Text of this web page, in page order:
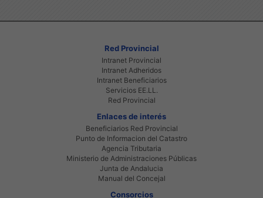
Red Provincial
Intranet Provincial
Intranet Adheridos
Intranet Beneficiarios
Servicios EE.LL.
Red Provincial
Enlaces de interés
Beneficiarios Red Provincial
Punto de Informacion del Catastro
Agencia Tributaria
Ministerio de Administraciones Públicas
Junta de Andalucia
Manual del Concejal
Consorcios